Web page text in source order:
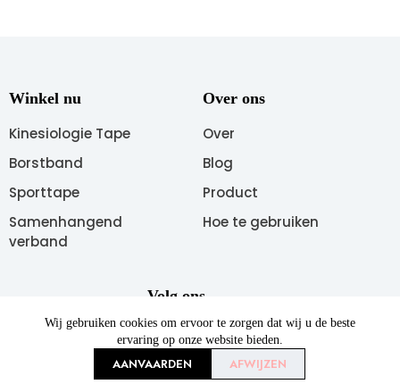
Wij gebruiken cookies om ervoor te zorgen dat wij u de beste
ervaring op onze website bieden.
AANVAARDEN AFWIJZEN
Winkel nu
Kinesiologie Tape
Borstband
Sporttape
Samenhangend
verband
Over ons
Over
Blog
Product
Hoe te gebruiken
Volg ons
Copyright © 2026 AUPCON Alle rechten voorbehouden.